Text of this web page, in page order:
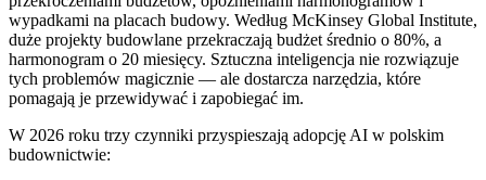
wypadkami na placach budowy. Według McKinsey Global Institute,
duże projekty budowlane przekraczają budżet średnio o 80%, a
harmonogram o 20 miesięcy. Sztuczna inteligencja nie rozwiązuje
tych problemów magicznie — ale dostarcza narzędzia, które
pomagają je przewidywać i zapobiegać im.
W 2026 roku trzy czynniki przyspieszają adopcję AI w polskim
budownictwie: